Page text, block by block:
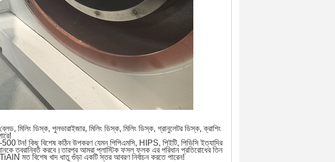
ব্লেড, মিলিং ডিস্ক, পুলভারাইজার, মিলিং ডিস্ক, মিলিং ডিস্ক, গ্রানুলেটর ডিস্ক, ক্রাশিং
টন! কিছু বিশেষ কঠিন উপকরণ যেমন পিপিএমসি, HIPS, পিইটি, পিভিসি ইত্যাদির
ত্বরান্বিত করবে।তারপর আমরা প্লাস্টিক ফসল ফলক এর পরিধান প্রতিরোধের তিন
মত বিশেষ খাদ ধাতু গুঁড়া একটি স্তর আবরণ নির্বাচন করতে পারেন!